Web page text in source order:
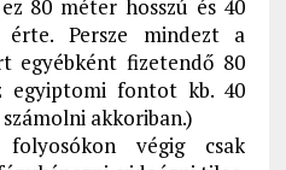
80 méter hosszú és 40
Persze mindezt a
egyébként fizetendő 80
egyiptomi fontot kb. 40
akkoriban.)
végig csak